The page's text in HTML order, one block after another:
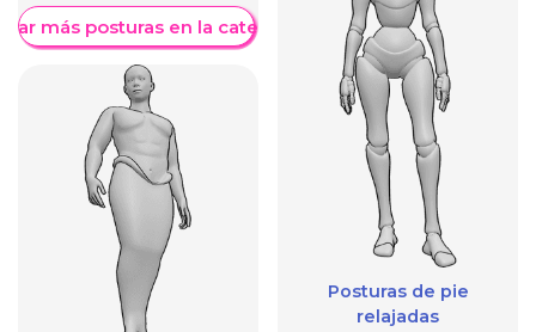
más posturas en la categoría
Posturas de pie
relajadas